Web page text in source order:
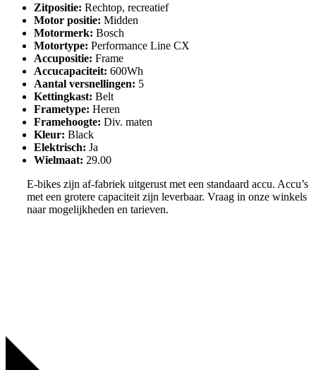
Zitpositie: Rechtop, recreatief
Motor positie: Midden
Motormerk: Bosch
Motortype: Performance Line CX
Accupositie: Frame
Accucapaciteit: 600Wh
Aantal versnellingen: 5
Kettingkast: Belt
Frametype: Heren
Framehoogte: Div. maten
Kleur: Black
Elektrisch: Ja
Wielmaat: 29.00
E-bikes zijn af-fabriek uitgerust met een standaard accu. Accu’s
met een grotere capaciteit zijn leverbaar. Vraag in onze winkels
naar mogelijkheden en tarieven.